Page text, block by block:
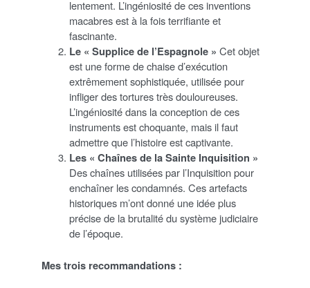
lentement. L’ingéniosité de ces inventions
macabres est à la fois terrifiante et
fascinante.
Le « Supplice de l’Espagnole » Cet objet
est une forme de chaise d’exécution
extrêmement sophistiquée, utilisée pour
infliger des tortures très douloureuses.
L’ingéniosité dans la conception de ces
instruments est choquante, mais il faut
admettre que l’histoire est captivante.
Les « Chaînes de la Sainte Inquisition »
Des chaînes utilisées par l’Inquisition pour
enchaîner les condamnés. Ces artefacts
historiques m’ont donné une idée plus
précise de la brutalité du système judiciaire
de l’époque.
Mes trois recommandations :